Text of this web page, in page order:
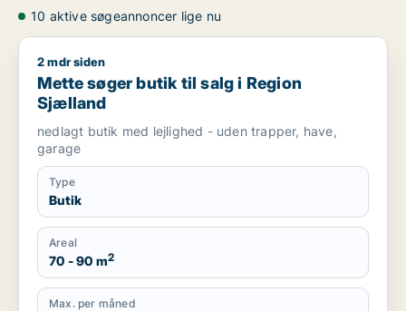
10 aktive søgeannoncer lige nu
Mette søger butik til salg i Region Sjælland
2 mdr siden
Mette søger butik til salg i Region
Sjælland
nedlagt butik med lejlighed - uden trapper, have,
garage
Type
Butik
Areal
70 - 90 m2
Max. per måned